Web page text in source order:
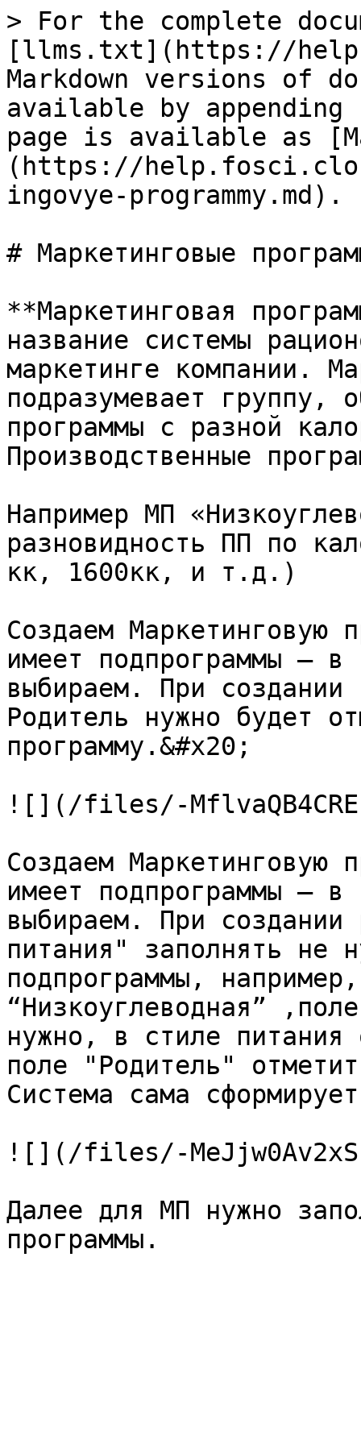
> For the complete
[llms.txt](https://
Markdown versions of
available by
page is available as
(https://
ingovye-programmy.md).
# Маркетинговые
**Маркетинговая
название системы
маркетинге компании.
подразумевает группу,
программы с разной
Производственные
Например МП
разновидность ПП по
кк, 1600кк, и т.д.)
Создаем Маркетинговую
имеет подпрограммы — в
выбираем. При
Родитель нужно будет
программу.&#x20;
![](/files/-
Создаем Маркетинговую
имеет подпрограммы —
выбираем. При
питания" заполнять не
подпрограммы,
“Низкоуглеводная”
нужно, в стиле питания
поле "Родитель"
Система сама
![](/files/-
Далее для МП нужно